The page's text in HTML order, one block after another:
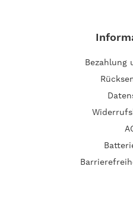
Bezahlung